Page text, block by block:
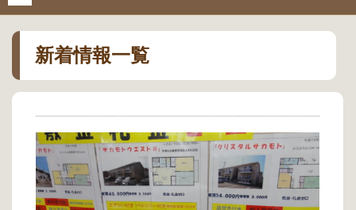
新着情報一覧